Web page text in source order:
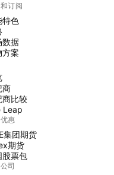
订阅
特色
数据
方案
商
商比较
Leap
惠
集团期货
期货
股票包
司